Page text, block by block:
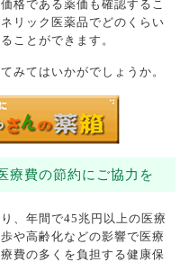
格である薬価も確認するこ
リック医薬品でどのくらい
ことができます。
みてはいかがでしょうか。
療費の節約にご協力を
、年間で45兆円以上の医療
や高齢化などの影響で医療
費の多くを負担する健康保